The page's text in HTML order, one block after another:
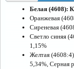
Белая (4608):
Оранжевая
Сиреневая
Светло синяя
1,15%
Желтая
5,34%, Серная